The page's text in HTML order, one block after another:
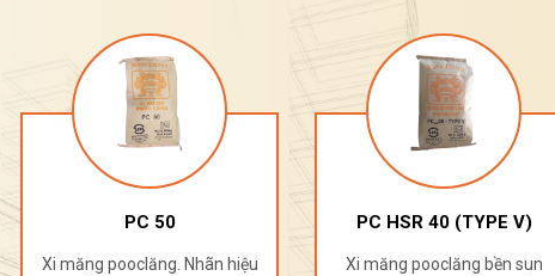
PC 50
Xi măng pooclăng. Nhãn hiệu
PC HSR 40 (TYPE V)
Xi măng pooclăng bền sun